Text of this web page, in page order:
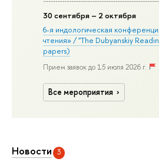
30сентября – 2 октября
6-я индологическая
чтения» / "The Dubyanskiy
papers)
Прием заявок до 15 июля 2026 г.
Все мероприятия
Новости 3